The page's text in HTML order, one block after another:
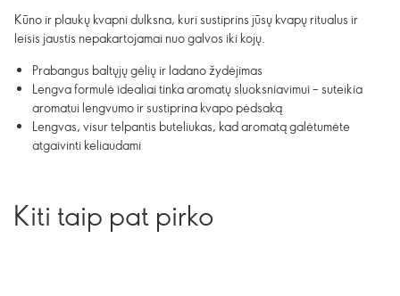
Kūno ir plaukų kvapni dulksna, kuri sustiprins jūsų kvapų ritualus ir
leisis jaustis nepakartojamai nuo galvos iki kojų.
Prabangus baltųjų gėlių ir ladano žydėjimas
Lengva formulė idealiai tinka aromatų sluoksniavimui – suteikia
aromatui lengvumo ir sustiprina kvapo pėdsaką
Lengvas, visur telpantis buteliukas, kad aromatą galėtumėte
atgaivinti keliaudami
Kiti taip pat pirko